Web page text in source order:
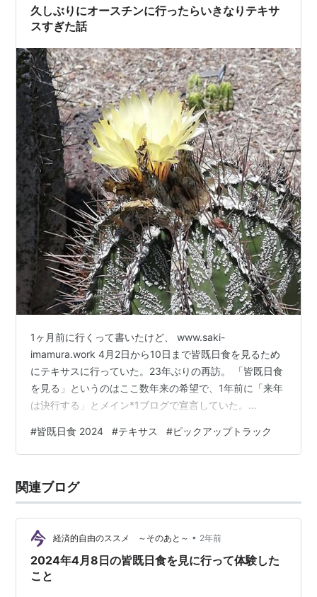
久しぶりにオースチンに行ったらいきなりテキサ
スすぎた話
1ヶ月前に行くって書いたけど、 www.saki-
imamura.work 4月2日から10日まで皆既日食を見るため
にテキサスに行っていた。23年ぶりの再訪。 「皆既日食
を見る」というのはここ数年来の希望で、1年前に「来年
は決行する」とメイン*1ブログで宣言していた。
グの方に書いた。 www.saki-imamura.com よかったら読
んでくださいませ。 宣伝終わり。 ＝＝＝＝ 今回の旅は
タカーして1泊、翌日Houstonまで行って2泊、その後
San…
#皆既日食 2024 #テキサス #ピックアップトラック
関連ブログ
経済的自由のススメ ～そのあと～ • 2年前
2024年4月8日の皆既日食を見に行って体験した
こと